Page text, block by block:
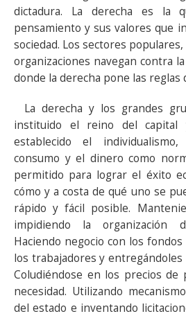
dictadura. La derecha es la
pensamiento y sus valores que
sociedad. Los sectores
organizaciones navegan contra
donde la derecha pone las reglas
La derecha y los grandes
instituido el reino del capital
establecido el
consumo y el dinero como
permitido para lograr el éxito
cómo y a costa de qué uno se
rápido y fácil posible.
impidiendo la organización
Haciendo negocio con los
los trabajadores y
Coludiéndose en los precios de
necesidad. Utilizando
del estado e inventando